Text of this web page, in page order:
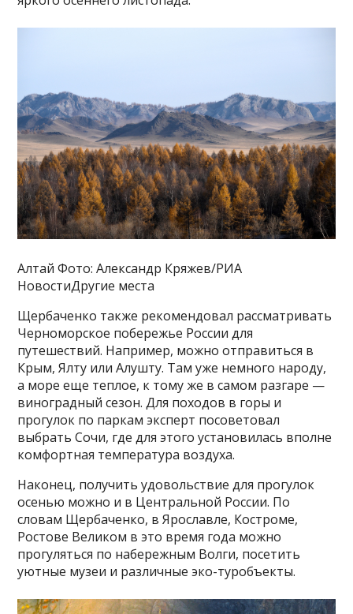
Алтай Фото: Александр Кряжев/РИА
НовостиДругие места
Щербаченко также рекомендовал рассматривать
Черноморское побережье России для
путешествий. Например, можно отправиться в
Крым, Ялту или Алушту. Там уже немного народу,
а море еще теплое, к тому же в самом разгаре —
виноградный сезон. Для походов в горы и
прогулок по паркам эксперт посоветовал
выбрать Сочи, где для этого установилась вполне
комфортная температура воздуха.
Наконец, получить удовольствие для прогулок
осенью можно и в Центральной России. По
словам Щербаченко, в Ярославле, Костроме,
Ростове Великом в это время года можно
прогуляться по набережным Волги, посетить
уютные музеи и различные эко-туробъекты.